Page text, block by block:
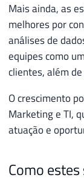
Mais ainda, as
melhores por
análises de
equipes como
clientes, além
O crescimento
Marketing e TI,
atuação e
Como